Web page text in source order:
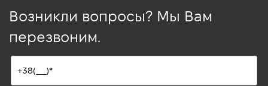
Возникли вопросы? Мы Вам
перезвоним.